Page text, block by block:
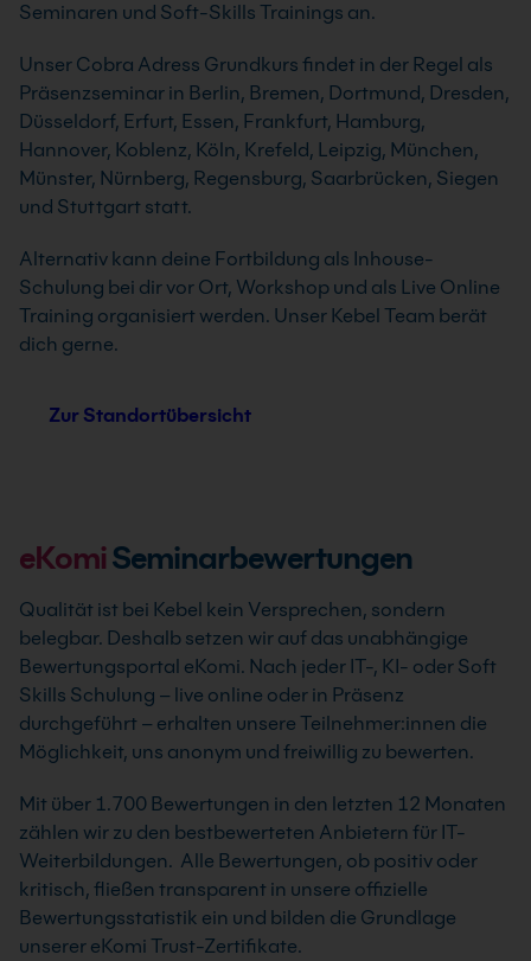
Seminaren und Soft-Skills Trainings an.
Unser Cobra Adress Grundkurs findet in der Regel als
Präsenzseminar in Berlin, Bremen, Dortmund, Dresden,
Düsseldorf, Erfurt, Essen, Frankfurt, Hamburg,
Hannover, Koblenz, Köln, Krefeld, Leipzig, München,
Münster, Nürnberg, Regensburg, Saarbrücken, Siegen
und Stuttgart statt.
Alternativ kann deine Fortbildung als Inhouse-
Schulung bei dir vor Ort, Workshop und als Live Online
Training organisiert werden. Unser Kebel Team berät
dich gerne.
Zur Standortübersicht
eKomiSeminarbewertungen
Qualität ist bei Kebel kein Versprechen, sondern
belegbar. Deshalb setzen wir auf das unabhängige
Bewertungsportal eKomi. Nach jeder IT-, KI- oder Soft
Skills Schulung – live online oder in Präsenz
durchgeführt – erhalten unsere Teilnehmer:innen die
Möglichkeit, uns anonym und freiwillig zu bewerten.
Mit über 1.700 Bewertungen in den letzten 12 Monaten
zählen wir zu den bestbewerteten Anbietern für IT-
Weiterbildungen. Alle Bewertungen, ob positiv oder
kritisch, fließen transparent in unsere offizielle
Bewertungsstatistik ein und bilden die Grundlage
unserer eKomi Trust-Zertifikate.